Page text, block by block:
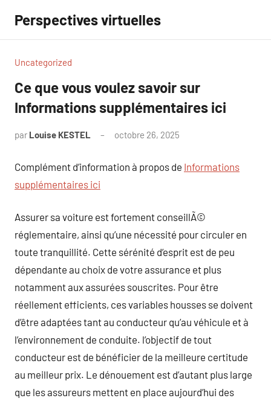
contenu
Perspectives virtuelles
Uncategorized
Ce que vous voulez savoir sur
Informations supplémentaires ici
par Louise KESTEL octobre 26, 2025
Complément d’information à propos de Informations
supplémentaires ici
Assurer sa voiture est fortement conseillÃ©
réglementaire, ainsi qu’une nécessité pour circuler en
toute tranquillité. Cette sérénité d’esprit est de peu
dépendante au choix de votre assurance et plus
notamment aux assurées souscrites. Pour être
réellement efficients, ces variables housses se doivent
d’être adaptées tant au conducteur qu’au véhicule et à
l’environnement de conduite. l’objectif de tout
conducteur est de bénéficier de la meilleure certitude
au meilleur prix. Le dénouement est d’autant plus large
que les assureurs mettent en place aujourd’hui des